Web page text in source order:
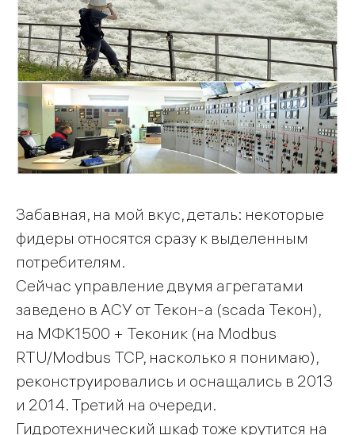
Забавная, на мой вкус, деталь: некоторые
фидеры относятся сразу к выделенным
потребителям.
Сейчас управление двумя агрегатами
заведено в АСУ от Текон-а (scada Текон),
на МФК1500 + Теконик (на Modbus
RTU/Modbus TCP, насколько я понимаю),
реконструировались и оснащались в 2013
и 2014. Третий на очереди.
Гидротехнический шкаф тоже крутится на